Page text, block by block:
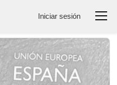
Iniciar sesión